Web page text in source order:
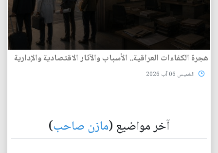
هجرة الكفاءات العراقية.. الأسباب والآثار الاقتصادية والإدارية
الخميس 06 آب 2026
آخر مواضيع (مازن صاحب)